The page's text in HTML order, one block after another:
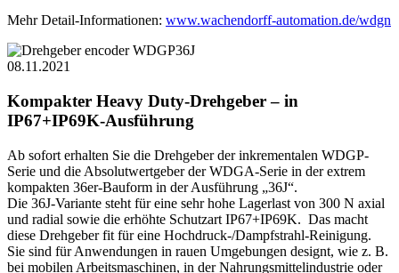
Mehr Detail-Informationen: www.wachendorff-automation.de/wdgn
08.11.2021
Kompakter Heavy Duty-Drehgeber – in
IP67+IP69K-Ausführung
Ab sofort erhalten Sie die Drehgeber der inkrementalen WDGP-
Serie und die Absolutwertgeber der WDGA-Serie in der extrem
kompakten 36er-Bauform in der Ausführung „36J“.
Die 36J-Variante steht für eine sehr hohe Lagerlast von 300 N axial
und radial sowie die erhöhte Schutzart IP67+IP69K. Das macht
diese Drehgeber fit für eine Hochdruck-/Dampfstrahl-Reinigung.
Sie sind für Anwendungen in rauen Umgebungen designt, wie z. B.
bei mobilen Arbeitsmaschinen, in der Nahrungsmittelindustrie oder